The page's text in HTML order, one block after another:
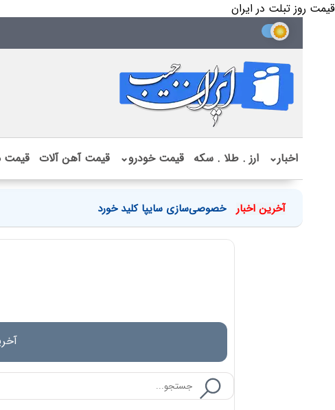
قیمت روز تبلت در ایران
اخبار⌄ ارز . طلا . سکه قیمت خودرو⌄ قیمت آهن آلات
آخرین اخبار خصوصی‌سازی سایپا کلید خورد